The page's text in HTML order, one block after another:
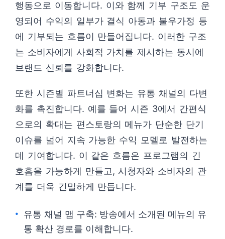
행동으로 이동합니다. 이와 함께 기부 구조도 운
영되어 수익의 일부가 결식 아동과 불우가정 등
에 기부되는 흐름이 만들어집니다. 이러한 구조
는 소비자에게 사회적 가치를 제시하는 동시에
브랜드 신뢰를 강화합니다.
또한 시즌별 파트너십 변화는 유통 채널의 다변
화를 촉진합니다. 예를 들어 시즌 3에서 간편식
으로의 확대는 편스토랑의 메뉴가 단순한 단기
이슈를 넘어 지속 가능한 수익 모델로 발전하는
데 기여합니다. 이 같은 흐름은 프로그램의 긴
호흡을 가능하게 만들고, 시청자와 소비자의 관
계를 더욱 긴밀하게 만듭니다.
유통 채널 맵 구축: 방송에서 소개된 메뉴의 유
통 확산 경로를 이해합니다.